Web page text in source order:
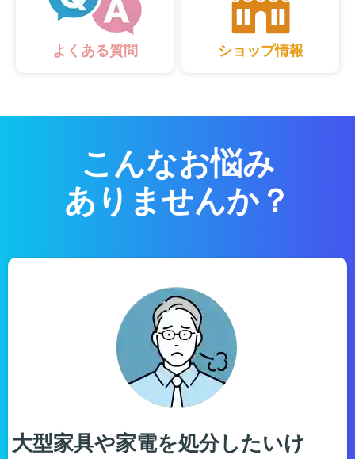
よくある質問 ショップ情報
こんなお悩み
ありませんか？
大型家具や家電を処分したいけ